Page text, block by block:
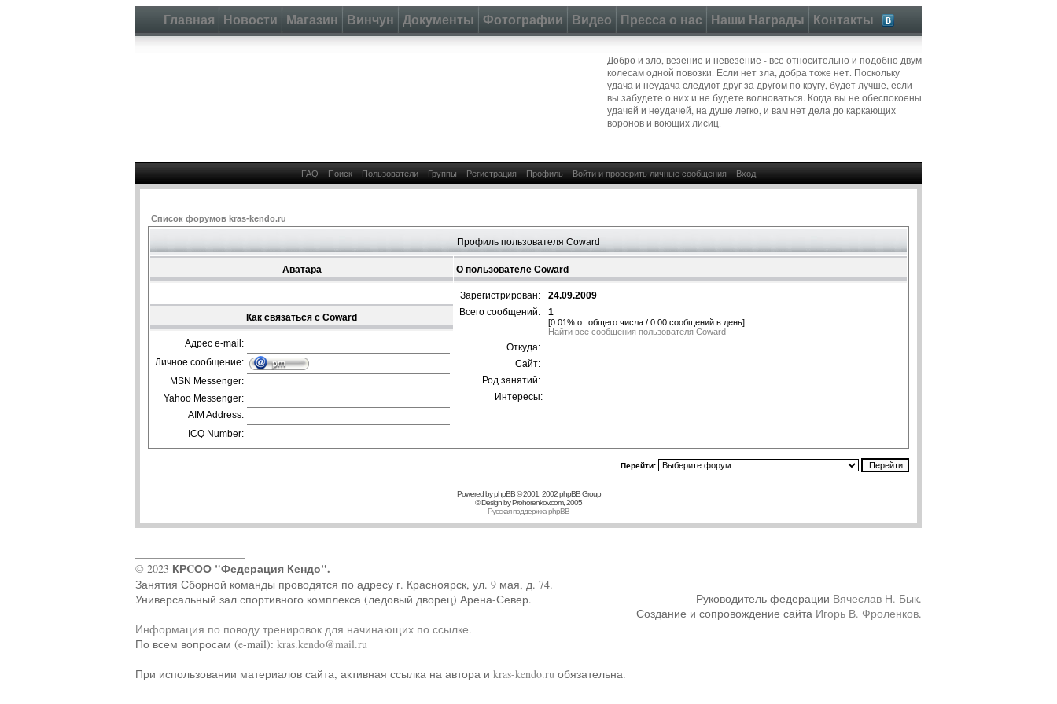
Главная Новости Магазин Винчун Документы Фотографии Видео Пресса о нас Наши Награды Контакты
Добро и зло, везение и невезение - все относительно и подобно двум
колесам одной повозки. Если нет зла, добра тоже нет. Поскольку
удача и неудача следуют друг за другом по кругу, будет лучше, если
вы забудете о них и не будете волноваться. Когда вы не обеспокоены
удачей и неудачей, на душе легко, и вам нет дела до каркающих
воронов и воющих лисиц.
FAQ Поиск Пользователи Группы Регистрация Профиль Войти и проверить личные сообщения Вход
Список форумов kras-kendo.ru
Профиль пользователя Coward
Аватара О пользователе Coward
Зарегистрирован:
24.09.2009
Всего сообщений:
1
[0.01% от общего числа / 0.00 сообщений в день]
Найти все сообщения пользователя Coward
Откуда:
Сайт:
Род занятий:
Интересы:
Как связаться с Coward
Адрес e-mail:
Личное сообщение:
MSN Messenger:
Yahoo Messenger:
AIM Address:
ICQ Number:
Перейти:
Powered byphpBB© 2001, 2002 phpBB Group
© Design byProhorenkov.com, 2005
Русская поддержка phpBB
© 2023 КРCОО "Федерация Кендо".
Занятия Сборной команды проводятся по адресу г. Красноярск, ул. 9 мая, д. 74.
Универсальный зал спортивного комплекса (ледовый дворец) Арена-Север.
Информация по поводу тренировок для начинающих по ссылке.
По всем вопросам (e-mail): kras.kendo@mail.ru
Руководитель федерации Вячеслав Н. Бык.
Создание и сопровождение сайта Игорь В. Фроленков.
При использовании материалов сайта, активная ссылка на автора и kras-kendo.ru обязательна.